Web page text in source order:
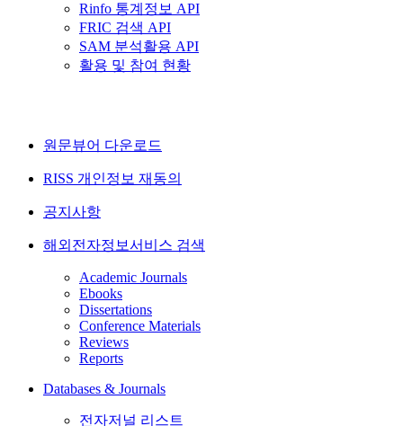
Rinfo 통계정보 API
FRIC 검색 API
SAM 분석활용 API
활용 및 참여 현황
원문뷰어 다운로드
RISS 개인정보 재동의
공지사항
해외전자정보서비스 검색
Academic Journals
Ebooks
Dissertations
Conference Materials
Reviews
Reports
Databases & Journals
전자저널 리스트